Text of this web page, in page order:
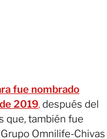
fue nombrado
2019, después del
que, también fue
Omnilife-Chivas